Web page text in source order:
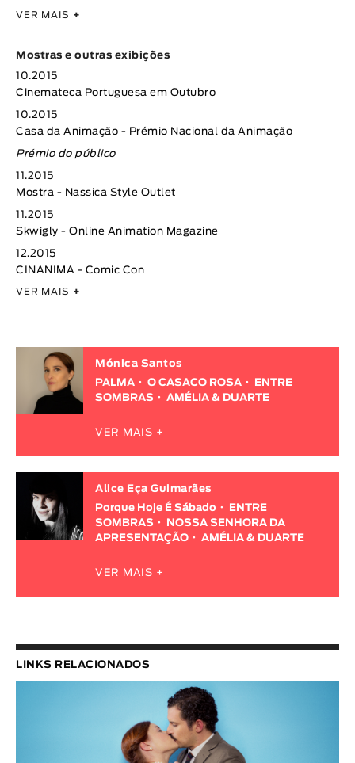
VER MAIS +
Mostras e outras exibições
10.2015
Cinemateca Portuguesa em Outubro
10.2015
Casa da Animação - Prémio Nacional da Animação
Prémio do público
11.2015
Mostra - Nassica Style Outlet
11.2015
Skwigly - Online Animation Magazine
12.2015
CINANIMA - Comic Con
VER MAIS +
Mónica Santos
PALMA
O CASACO ROSA
ENTRE
SOMBRAS
AMÉLIA & DUARTE
VER MAIS +
Alice Eça Guimarães
Porque Hoje É Sábado
ENTRE
SOMBRAS
NOSSA SENHORA DA
APRESENTAÇÃO
AMÉLIA & DUARTE
VER MAIS +
LINKS RELACIONADOS